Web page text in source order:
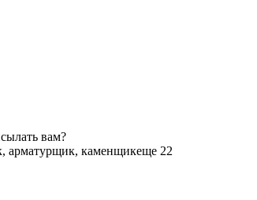
вам?
арматурщик, каменщикеще 22